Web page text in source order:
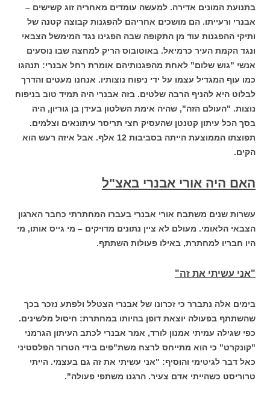
בתנועת המונים אדירה. למעשה עומדים מאחריה זוג קשישים –
אבנרי ורעייתו. הם מושכים אחריהם להפגנות קבוצה קטנה של
ותיקי ההפגנות עוד מן התקופה שבה הפגינו נגד המימשל הצבאי
ונגד הקמת העיר כרמיאל. באוטובוס הריק למחצה שבו נוסעים
אנשי "גוש שלום" לאחת מהפגנותיהם אומרת רחל אבנרי: תנהגו
כמו עוף המגדיל עצמו על ידי ניפוח נוצותיו. אנחנו מעטים והדרך
לבלוט היא להניף הרבה שלטים. בזה אבנרי היה תמיד טוב בניפוח
נוצות. "העולם הזה", שהיה אימת השלטון בעידן בן גוריון, היה
בסך הכל עיתון קטנטן שהעסיק חצי תריסר עיתונאים וצלמים.
תפוצתו הממוצעת הייתה בסביבות 12 אלף. אבל איזה רעש הוא
הקים.
האם היה אורי אבנרי באצ"ל
עשרות שנים משתבח אורי אבנרי בעברו המחתרתי כחבר הארגון
הצבאי הלאומי. מעולם לא ציין נתונים מדויקים – מי גייס אותו, מי
היו חבריו למחתרת, באילו פעולות השתתף.
"אני עשיתי את זה"
בימים אלה נתברר כי זכרונו של אבנרי הצטלל ולפתע נזכר בכך
שהשתתף בפעולה יוצאת דופן בהיותו במחתרת: חיסול מלשינים.
כפי שגילה עמיתי אמנון לורד, אמר אבנרי לכתב העיתון הגרמני
"קונקרט" כי הוא מתייחס לרצח משת"פים בידי הטרור הפלסטיני
כאל דבר לגיטימי והוסיף: "אני עשיתי את זה גם בעצמי. הייתי
טרוריסט כשהייתי אדם צעיר. הרגנו משתפי פעולה".